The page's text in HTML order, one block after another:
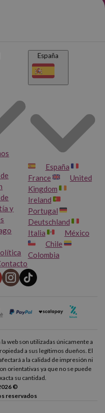
y
España
España
France
United
Kingdom
Ireland
Portugal
Deutschland
Italia
México
Chile
Colombia
web son utilizadas únicamente a
a sus legítimos dueños. El
a la calidad de impresión ni
orientativas ya que no se puede
su cantidad.
©
reservados